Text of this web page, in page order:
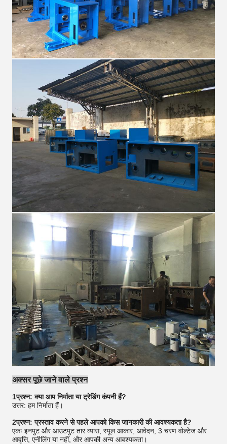
अक्सर पूछे जाने वाले प्रश्न
1प्रश्न: क्या आप निर्माता या ट्रेडिंग कंपनी हैं?
उत्तर: हम निर्माता हैं।
2प्रश्न: प्रस्ताव करने से पहले आपको किस जानकारी की आवश्यकता है?
एकः इनपुट और आउटपुट तार व्यास, स्पूल आकार, आवेदन, 3 चरण वोल्टेज और
आवृत्ति, एनीलिंग या नहीं, और आपकी अन्य आवश्यकता।